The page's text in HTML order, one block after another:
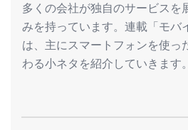
多くの会社が独自のサービスを
みを持っています。連載「モバ
は、主にスマートフォンを使っ
わる小ネタを紹介していきます。